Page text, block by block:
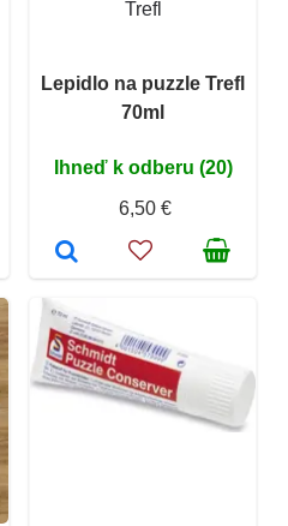
Trefl
Lepidlo na puzzle Trefl
70ml
Ihneď k odberu (20)
6,50 €